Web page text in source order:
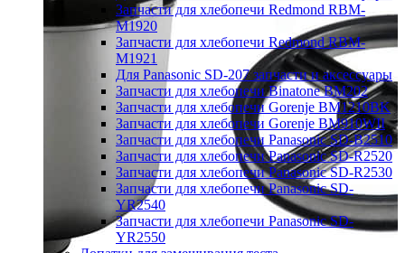
Запчасти для хлебопечи Redmond RBM-
M1920
Запчасти для хлебопечи Redmond RBM-
M1921
Для Panasonic SD-207 запчасти и аксессуары
Запчасти для хлебопечи Binatone BM202
Запчасти для хлебопечи Gorenje BM1210BK
Запчасти для хлебопечи Gorenje BM910WII
Запчасти для хлебопечи Panasonic SD-B2510
Запчасти для хлебопечи Panasonic SD-R2520
Запчасти для хлебопечи Panasonic SD-R2530
Запчасти для хлебопечи Panasonic SD-
YR2540
Запчасти для хлебопечи Panasonic SD-
YR2550